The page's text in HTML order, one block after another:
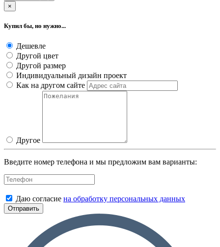
×
Купил бы, но нужно...
Дешевле
Другой цвет
Другой размер
Индивидуальный дизайн проект
Как на другом сайте
Другое
Введите номер телефона и мы предложим вам варианты:
Даю согласие на обработку персональных данных
Отправить